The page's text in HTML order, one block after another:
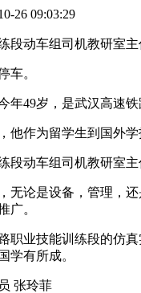
26 09:03:29
动车组司机教研室主
。
49岁，是武汉高速铁
为留学生到国外学
动车组司机教研室主
论是设备，管理，还
广。
业技能训练段的仿真
学有所成。
张玲菲